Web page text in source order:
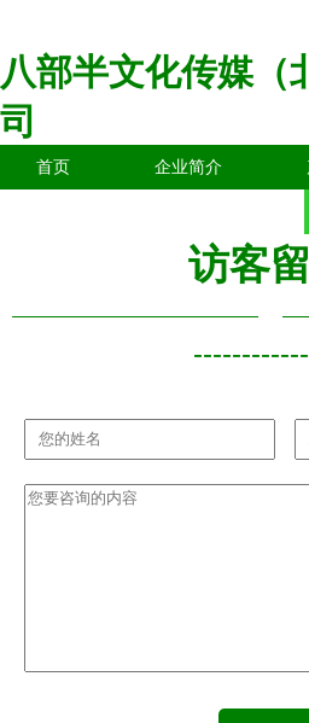
八部半文化传媒（
司
首页 企业简介
访客